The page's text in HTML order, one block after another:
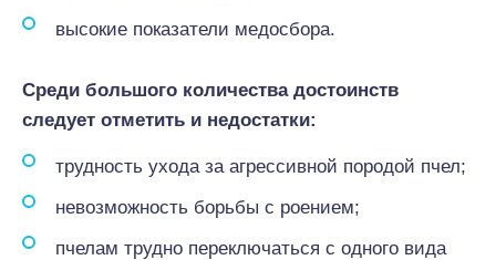
высокие показатели медосбора.
Среди большого количества достоинств
следует отметить и недостатки:
трудность ухода за агрессивной породой пчел;
невозможность борьбы с роением;
пчелам трудно переключаться с одного вида